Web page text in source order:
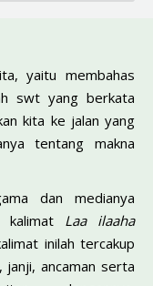
yaitu membahas
swt yang berkata
kita ke jalan yang
tentang makna
dan medianya
kalimat Laa ilaaha
inilah tercakup
janji, ancaman serta